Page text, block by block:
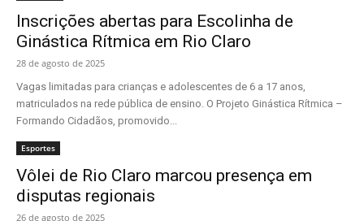
Inscrições abertas para Escolinha de
Ginástica Rítmica em Rio Claro
28 de agosto de 2025
Vagas limitadas para crianças e adolescentes de 6 a 17 anos,
matriculados na rede pública de ensino. O Projeto Ginástica Rítmica –
Formando Cidadãos, promovido...
Esportes
Vôlei de Rio Claro marcou presença em
disputas regionais
26 de agosto de 2025